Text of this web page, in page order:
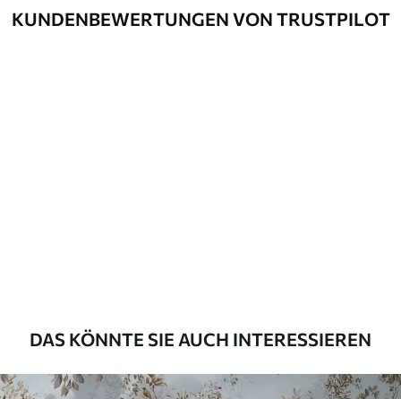
KUNDENBEWERTUNGEN VON TRUSTPILOT
DAS KÖNNTE SIE AUCH INTERESSIEREN